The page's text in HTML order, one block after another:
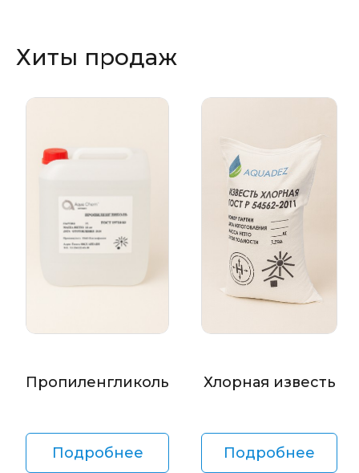
Хиты продаж
Пропиленгликоль
Подробнее
Хлорная известь
Подробнее